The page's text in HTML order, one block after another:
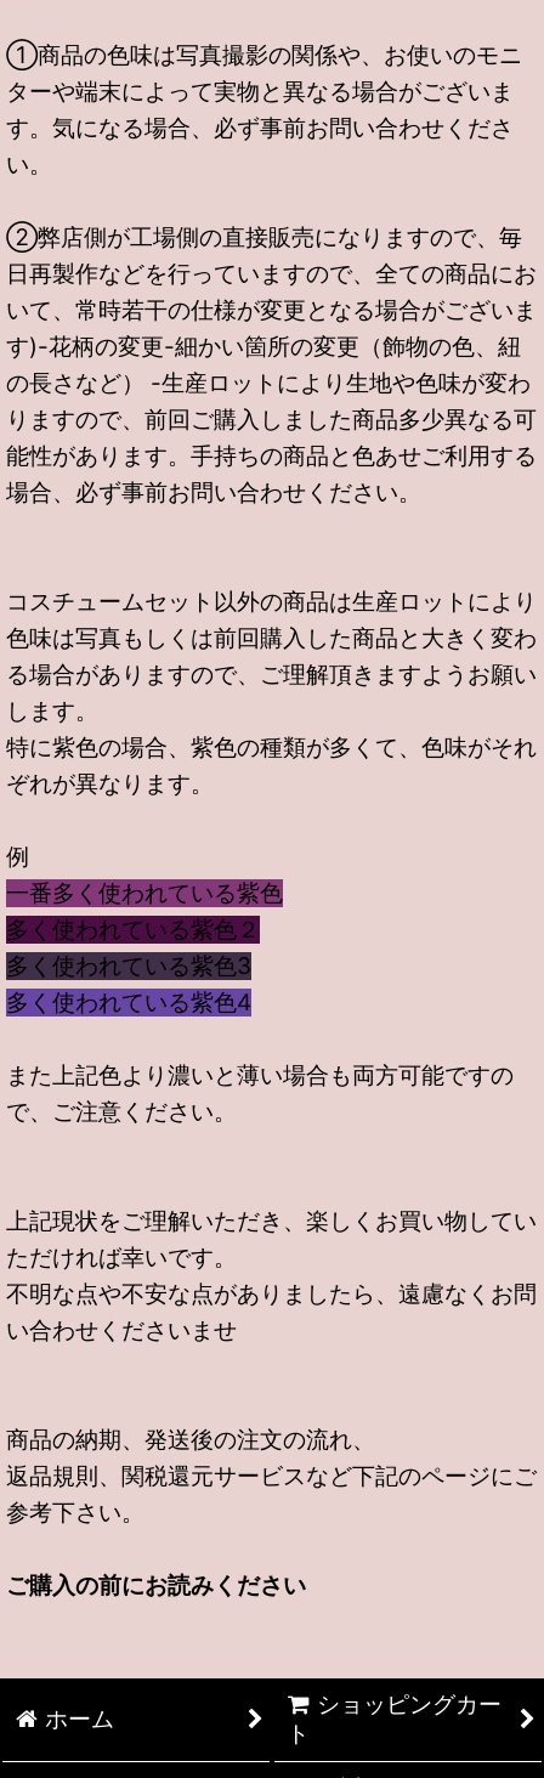
①商品の色味は写真撮影の関係や、お使いのモニ
ターや端末によって実物と異なる場合がございま
す。気になる場合、必ず事前お問い合わせくださ
い。
②弊店側が工場側の直接販売になりますので、毎
日再製作などを行っていますので、全ての商品にお
いて、常時若干の仕様が変更となる場合がございま
す)-花柄の変更-細かい箇所の変更（飾物の色、紐
の長さなど） -生産ロットにより生地や色味が変わ
りますので、前回ご購入しました商品多少異なる可
能性があります。手持ちの商品と色あせご利用する
場合、必ず事前お問い合わせください。
コスチュームセット以外の商品は生産ロットにより
色味は写真もしくは前回購入した商品と大きく変わ
る場合がありますので、ご理解頂きますようお願い
します。
特に紫色の場合、紫色の種類が多くて、色味がそれ
ぞれが異なります。
例
一番多く使われている紫色
多く使われている紫色２
多く使われている紫色3
多く使われている紫色4
また上記色より濃いと薄い場合も両方可能ですの
で、ご注意ください。
上記現状をご理解いただき、楽しくお買い物してい
ただければ幸いです。
不明な点や不安な点がありましたら、遠慮なくお問
い合わせくださいませ
商品の納期、発送後の注文の流れ、
返品規則、関税還元サービスなど下記のページにご
参考下さい。
ご購入の前にお読みください
ホーム
ショッピングカー
ト